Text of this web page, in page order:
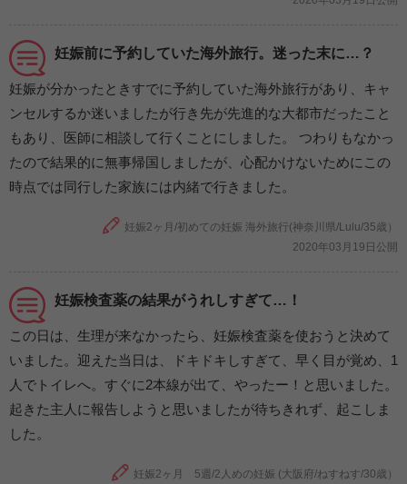
妊娠前に予約していた海外旅行。迷った末に…？
妊娠が分かったときすでに予約していた海外旅行があり、キャ
ンセルするか迷いましたが行き先が先進的な大都市だったこと
もあり、医師に相談して行くことにしました。 つわりもなかっ
たので結果的に無事帰国しましたが、心配かけないためにこの
時点では同行した家族には内緒で行きました。
妊娠2ヶ月/初めての妊娠 海外旅行(神奈川県/Lulu/35歳）
2020年03月19日公開
妊娠検査薬の結果がうれしすぎて…！
この日は、生理が来なかったら、妊娠検査薬を使おうと決めて
いました。迎えた当日は、ドキドキしすぎて、早く目が覚め、1
人でトイレへ。すぐに2本線が出て、やったー！と思いました。
起きた主人に報告しようと思いましたが待ちきれず、起こしま
した。
妊娠2ヶ月 5週/2人めの妊娠 (大阪府/ねすねす/30歳）